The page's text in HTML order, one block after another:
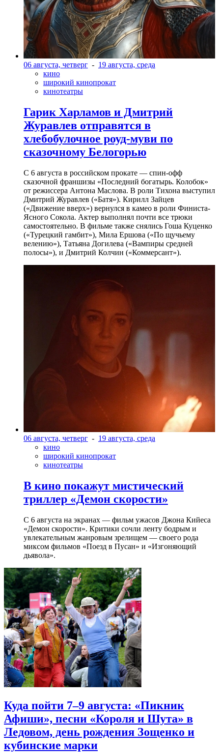
06 августа, четверг - 19 августа, среда
кино
широкий кинопрокат
кинотеатры
Гарик Харламов и Дмитрий
Журавлев отправятся в
хлебобулочное роуд-муви по
сказочному Белогорью
С 6 августа в российском прокате — спин-офф
сказочной франшизы «Последний богатырь. Колобок»
от режиссера Антона Маслова. В роли Тихона выступил
Дмитрий Журавлев («Батя»). Кирилл Зайцев
(«Движение вверх») вернулся в камео в роли Финиста-
Ясного Сокола. Актер выполнял почти все трюки
самостоятельно. В фильме также снялись Гоша Куценко
(«Турецкий гамбит»), Мила Ершова («По щучьему
велению»), Татьяна Догилева («Вампиры средней
полосы»), и Дмитрий Колчин («Коммерсант»).
06 августа, четверг - 19 августа, среда
кино
широкий кинопрокат
кинотеатры
В кино покажут мистический
триллер «Демон скорости»
С 6 августа на экранах — фильм ужасов Джона Кийеса
«Демон скорости». Критики сочли ленту бодрым и
увлекательным жанровым зрелищeм — своего рода
миксом фильмов «Поезд в Пусан» и «Изгоняющий
дьявола».
Куда пойти 7–9 августа: «Пикник
Афиши», песни «Короля и Шута» в
Ледовом, день рождения Зощенко и
кубинские марки